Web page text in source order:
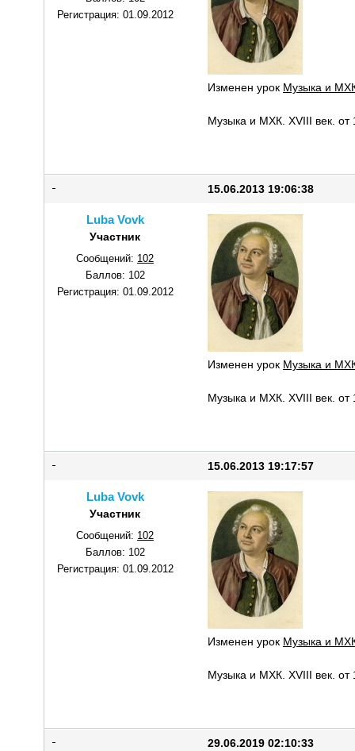
Регистрация: 01.09.2012
Изменен урок Музыка и
Музыка и МХК. XVIII век. от
Luba Vovk
Участник
Сообщений: 102
Баллов: 102
Регистрация: 01.09.2012
15.06.2013 19:06:38
Изменен урок Музыка и
Музыка и МХК. XVIII век. от
Luba Vovk
Участник
Сообщений: 102
Баллов: 102
Регистрация: 01.09.2012
15.06.2013 19:17:57
Изменен урок Музыка и
Музыка и МХК. XVIII век. от
29.06.2019 02:10:33